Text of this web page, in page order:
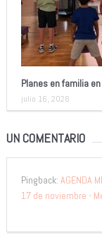
Planes en familia
julio 16, 2026
UN COMENTARIO
Pingback: AGENDA
17 de noviembre -